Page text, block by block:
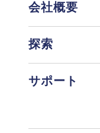
会社概要
探索
サポート